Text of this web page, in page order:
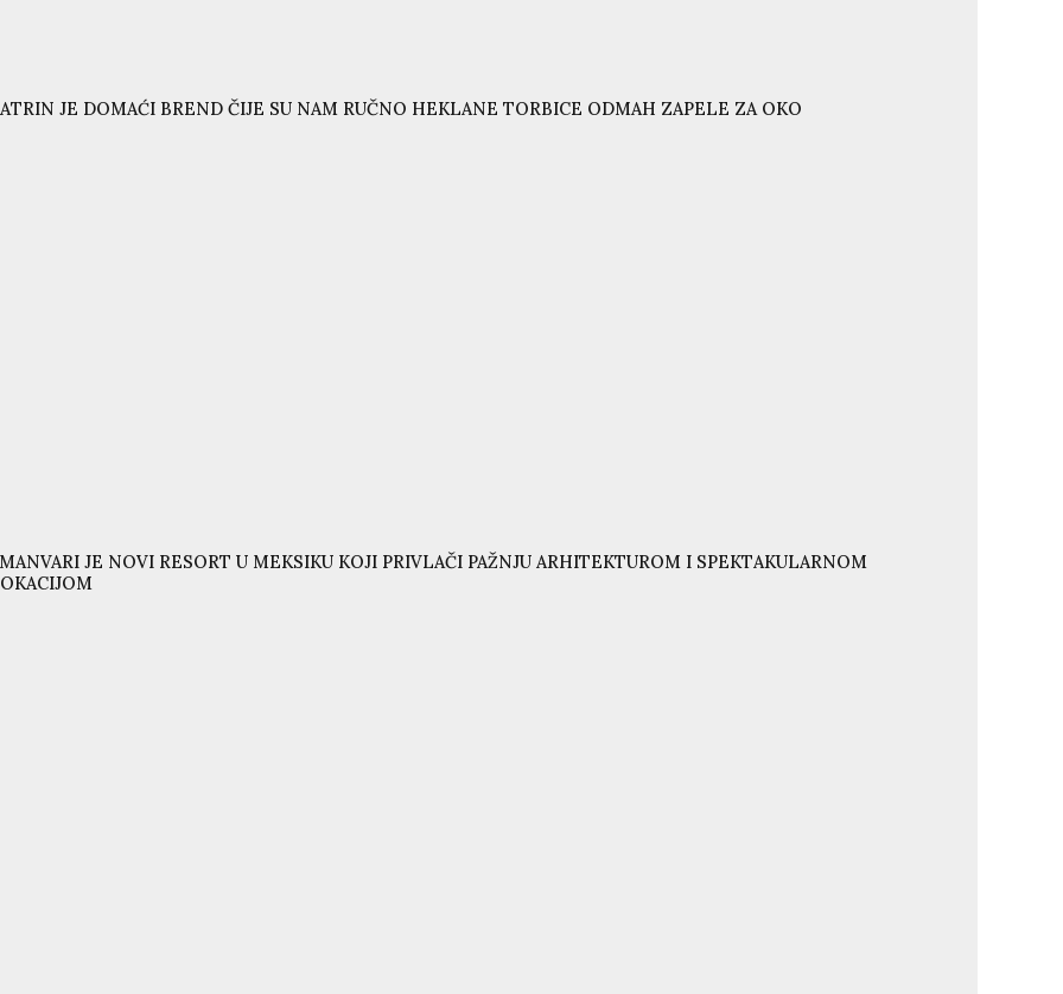
JE DOMAĆI BREND ČIJE SU NAM RUČNO HEKLANE TORBICE ODMAH ZAPELE ZA OKO
JE NOVI RESORT U MEKSIKU KOJI PRIVLAČI PAŽNJU ARHITEKTUROM I SPEKTAKULARNOM